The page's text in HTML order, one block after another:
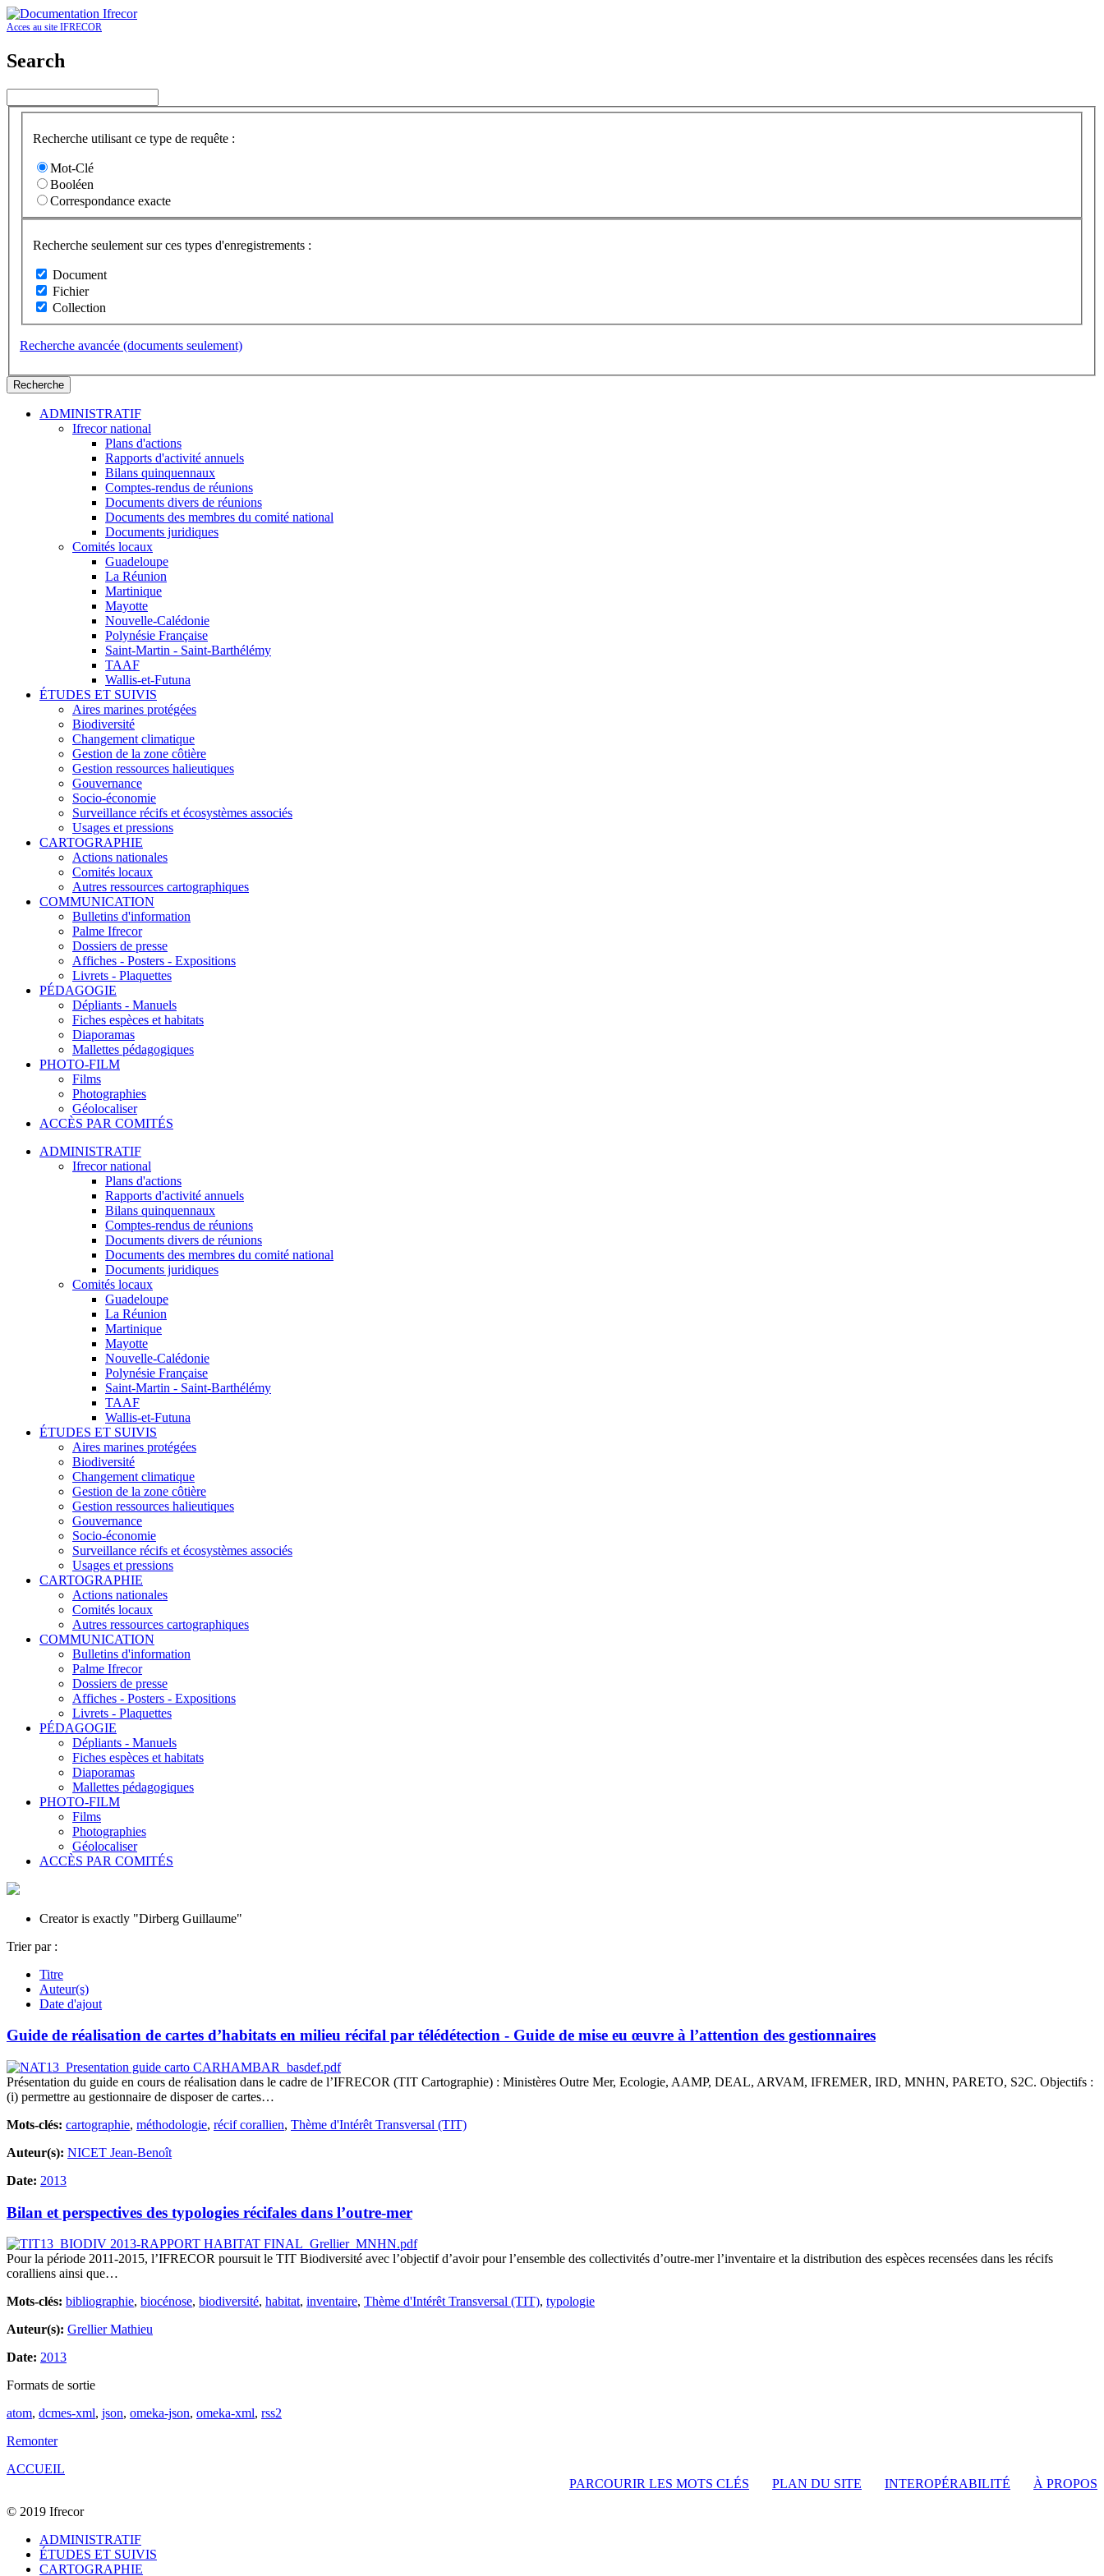
Acces au site IFRECOR
Search
Recherche utilisant ce type de requête :
Mot-Clé
Booléen
Correspondance exacte
Recherche seulement sur ces types d'enregistrements :
Document
Fichier
Collection
Recherche avancée (documents seulement)
ADMINISTRATIF
Ifrecor national
Plans d'actions
Rapports d'activité annuels
Bilans quinquennaux
Comptes-rendus de réunions
Documents divers de réunions
Documents des membres du comité national
Documents juridiques
Comités locaux
Guadeloupe
La Réunion
Martinique
Mayotte
Nouvelle-Calédonie
Polynésie Française
Saint-Martin - Saint-Barthélémy
TAAF
Wallis-et-Futuna
ÉTUDES ET SUIVIS
Aires marines protégées
Biodiversité
Changement climatique
Gestion de la zone côtière
Gestion ressources halieutiques
Gouvernance
Socio-économie
Surveillance récifs et écosystèmes associés
Usages et pressions
CARTOGRAPHIE
Actions nationales
Comités locaux
Autres ressources cartographiques
COMMUNICATION
Bulletins d'information
Palme Ifrecor
Dossiers de presse
Affiches - Posters - Expositions
Livrets - Plaquettes
PÉDAGOGIE
Dépliants - Manuels
Fiches espèces et habitats
Diaporamas
Mallettes pédagogiques
PHOTO-FILM
Films
Photographies
Géolocaliser
ACCÈS PAR COMITÉS
ADMINISTRATIF
Ifrecor national
Plans d'actions
Rapports d'activité annuels
Bilans quinquennaux
Comptes-rendus de réunions
Documents divers de réunions
Documents des membres du comité national
Documents juridiques
Comités locaux
Guadeloupe
La Réunion
Martinique
Mayotte
Nouvelle-Calédonie
Polynésie Française
Saint-Martin - Saint-Barthélémy
TAAF
Wallis-et-Futuna
ÉTUDES ET SUIVIS
Aires marines protégées
Biodiversité
Changement climatique
Gestion de la zone côtière
Gestion ressources halieutiques
Gouvernance
Socio-économie
Surveillance récifs et écosystèmes associés
Usages et pressions
CARTOGRAPHIE
Actions nationales
Comités locaux
Autres ressources cartographiques
COMMUNICATION
Bulletins d'information
Palme Ifrecor
Dossiers de presse
Affiches - Posters - Expositions
Livrets - Plaquettes
PÉDAGOGIE
Dépliants - Manuels
Fiches espèces et habitats
Diaporamas
Mallettes pédagogiques
PHOTO-FILM
Films
Photographies
Géolocaliser
ACCÈS PAR COMITÉS
Creator is exactly "Dirberg Guillaume"
Trier par :
Titre
Auteur(s)
Date d'ajout
Guide de réalisation de cartes d’habitats en milieu récifal par télédétection - Guide de mise eu œuvre à l’attention des gestionnaires
Présentation du guide en cours de réalisation dans le cadre de l’IFRECOR (TIT Cartographie) : Ministères Outre Mer, Ecologie, AAMP, DEAL, ARVAM, IFREMER, IRD, MNHN, PARETO, S2C. Objectifs :
(i) permettre au gestionnaire de disposer de cartes…
Mots-clés: cartographie, méthodologie, récif corallien, Thème d'Intérêt Transversal (TIT)
Auteur(s): NICET Jean-Benoît
Date: 2013
Bilan et perspectives des typologies récifales dans l’outre-mer
Pour la période 2011-2015, l’IFRECOR poursuit le TIT Biodiversité avec l’objectif d’avoir pour l’ensemble des collectivités d’outre-mer l’inventaire et la distribution des espèces recensées dans les récifs
coralliens ainsi que…
Mots-clés: bibliographie, biocénose, biodiversité, habitat, inventaire, Thème d'Intérêt Transversal (TIT), typologie
Auteur(s): Grellier Mathieu
Date: 2013
Formats de sortie
atom, dcmes-xml, json, omeka-json, omeka-xml, rss2
Remonter
ACCUEIL
PARCOURIR LES MOTS CLÉS
PLAN DU SITE INTEROPÉRABILITÉ
À PROPOS
© 2019 Ifrecor
ADMINISTRATIF
ÉTUDES ET SUIVIS
CARTOGRAPHIE